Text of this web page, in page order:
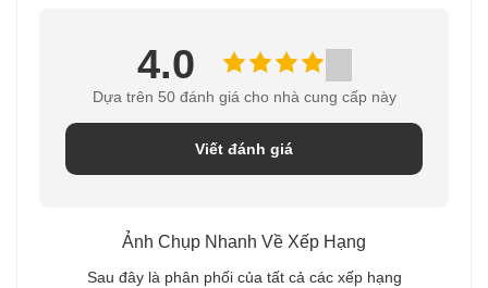
4.0
Dựa trên 50 đánh giá cho nhà cung cấp này
Viết đánh giá
Ảnh Chụp Nhanh Về Xếp Hạng
Sau đây là phân phối của tất cả các xếp hạng